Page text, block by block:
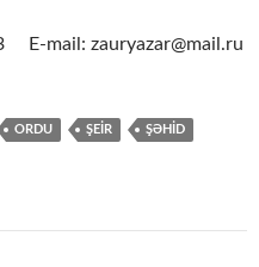
E-mail: zauryazar@mail.ru
ORDU ŞEİR ŞƏHİD